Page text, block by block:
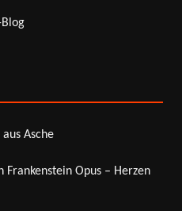
Blog
Opus – Herzen